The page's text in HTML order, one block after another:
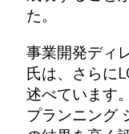
た。
事業開発ディ
氏は、さらに
述べています
プランニング